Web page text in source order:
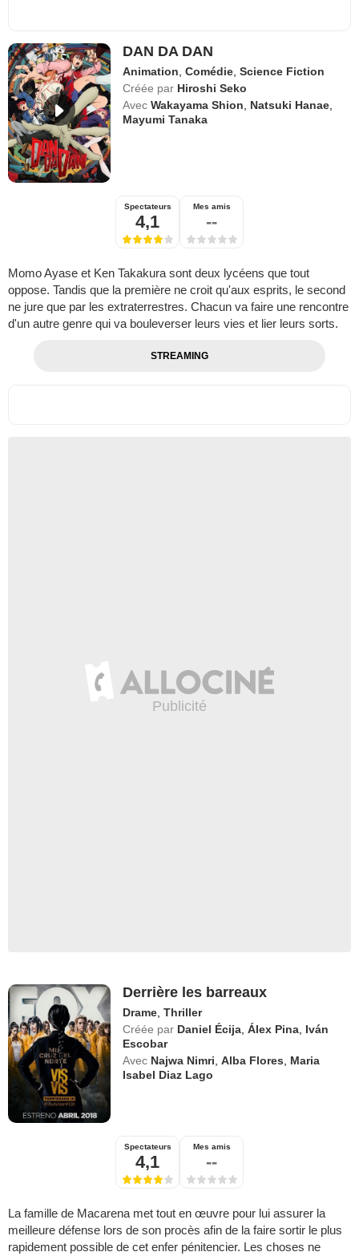
DAN DA DAN
Animation ,Comédie ,Science Fiction
Créée par Hiroshi Seko
Avec Wakayama Shion Natsuki Hanae
Mayumi Tanaka
Spectateurs
4,1
Mes amis
--
Momo Ayase et Ken Takakura sont deux lycéens que tout
oppose. Tandis que la première ne croit qu'aux esprits, le second
ne jure que par les extraterrestres. Chacun va faire une rencontre
d'un autre genre qui va bouleverser leurs vies et lier leurs sorts.
STREAMING
Derrière les barreaux
Drame ,Thriller
Créée par Daniel Écija ,Álex Pina Iván
Escobar
Avec Najwa Nimri ,Alba Flores
Maria
Isabel Diaz Lago
Spectateurs
4,1
Mes amis
--
La famille de Macarena met tout en œuvre pour lui assurer la
meilleure défense lors de son procès afin de la faire sortir le plus
rapidement possible de cet enfer pénitencier. Les choses ne